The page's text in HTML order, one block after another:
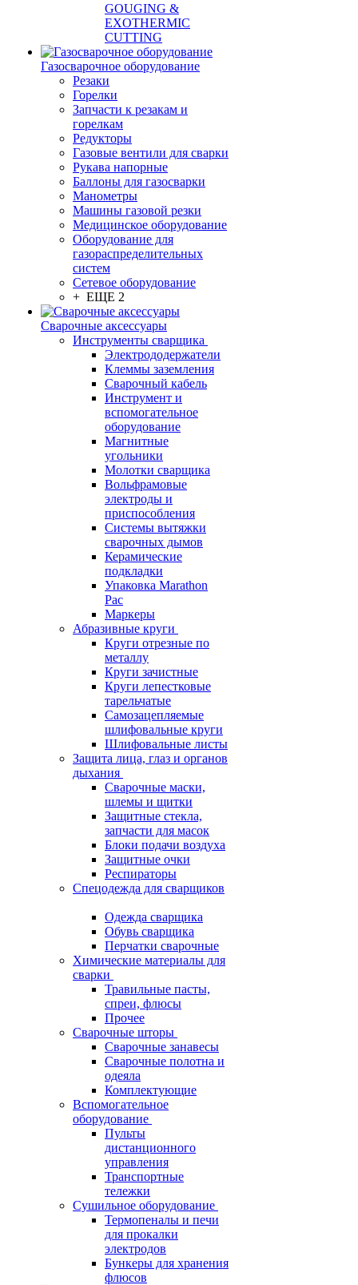
GOUGING &
EXOTHERMIC
CUTTING
Газосварочное оборудование
Резаки
Горелки
Запчасти к резакам и
горелкам
Редукторы
Газовые вентили для сварки
Рукава напорные
Баллоны для газосварки
Манометры
Машины газовой резки
Медицинское оборудование
Оборудование для
газораспределительных
систем
Сетевое оборудование
+ ЕЩЕ 2
Сварочные аксессуары
Инструменты сварщика
Электрододержатели
Клеммы заземления
Сварочный кабель
Инструмент и
вспомогательное
оборудование
Магнитные
угольники
Молотки сварщика
Вольфрамовые
электроды и
приспособления
Системы вытяжки
сварочных дымов
Керамические
подкладки
Упаковка Marathon
Pac
Маркеры
Абразивные круги
Круги отрезные по
металлу
Круги зачистные
Круги лепестковые
тарельчатые
Самозацепляемые
шлифовальные круги
Шлифовальные листы
Защита лица, глаз и органов
дыхания
Сварочные маски,
шлемы и щитки
Защитные стекла,
запчасти для масок
Блоки подачи воздуха
Защитные очки
Респираторы
Спецодежда для сварщиков
Одежда сварщика
Обувь сварщика
Перчатки сварочные
Химические материалы для
сварки
Травильные пасты,
спреи, флюсы
Прочее
Сварочные шторы
Сварочные занавесы
Сварочные полотна и
одеяла
Комплектующие
Вспомогательное
оборудование
Пульты
дистанционного
управления
Транспортные
тележки
Сушильное оборудование
Термопеналы и печи
для прокалки
электродов
Бункеры для хранения
флюсов